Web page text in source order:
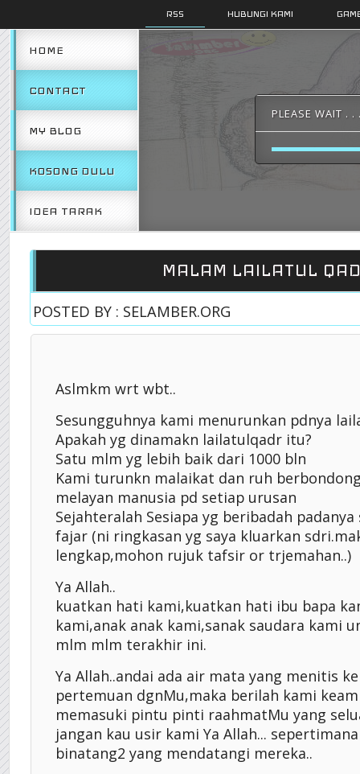
RSS HUBUNGI KAMI
HOME
CONTACT
MY BLOG
KOSONG DULU
IDEA TARAK
PLEASE WAIT . .
MALAM LAILATUL
POSTED BY : SELAMBER.ORG
Aslmkm wrt wbt..
Sesungguhnya kami menurunkan pdnya
Apakah yg dinamakn lailatulqadr itu?
Satu mlm yg lebih baik dari 1000 bln
Kami turunkn malaikat dan ruh
melayan manusia pd setiap urusan
Sejahteralah Sesiapa yg beribadah
fajar (ni ringkasan yg saya kluarkan
lengkap,mohon rujuk tafsir or trjemahan..)
Ya Allah..
kuatkan hati kami,kuatkan hati ibu bapa
kami,anak anak kami,sanak saudara kami
mlm mlm terakhir ini.
Ya Allah..andai ada air mata yang menitis
pertemuan dgnMu,maka berilah kami
memasuki pintu pinti raahmatMu yang
jangan kau usir kami Ya Allah...
binatang2 yang mendatangi mereka..